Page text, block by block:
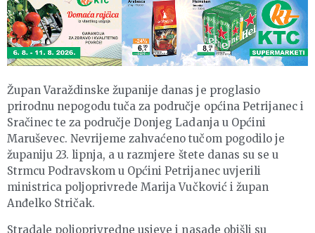
Župan Varaždinske županije danas je proglasio
prirodnu nepogodu tuča za područje općina Petrijanec i
Sračinec te za područje Donjeg Ladanja u Općini
Maruševec. Nevrijeme zahvaćeno tučom pogodilo je
županiju 23. lipnja, a u razmjere štete danas su se u
Strmcu Podravskom u Općini Petrijanec uvjerili
ministrica poljoprivrede Marija Vučković i župan
Anđelko Stričak.
Stradale poljoprivredne usjeve i nasade obišli su